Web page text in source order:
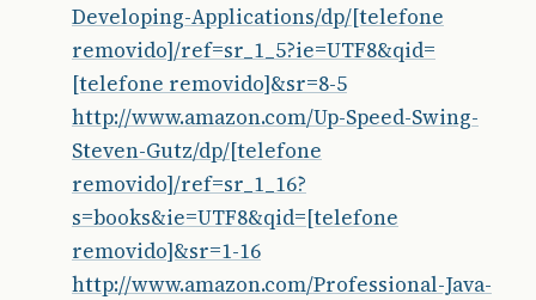
Developing-Applications/dp/[telefone
removido]/ref=sr_1_5?ie=UTF8&qid=
[telefone removido]&sr=8-5
http://www.amazon.com/Up-Speed-Swing-
Steven-Gutz/dp/[telefone
removido]/ref=sr_1_16?
s=books&ie=UTF8&qid=[telefone
removido]&sr=1-16
http://www.amazon.com/Professional-Java-